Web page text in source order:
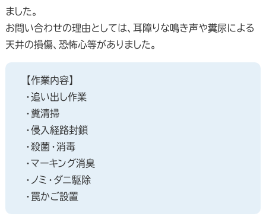
ました。
お問い合わせの理由としては、耳障りな鳴き声や糞尿による
天井の損傷、恐怖心等がありました。
【作業内容】
・追い出し作業
・糞清掃
・侵入経路封鎖
・殺菌・消毒
・マーキング消臭
・ノミ・ダニ駆除
・罠かご設置